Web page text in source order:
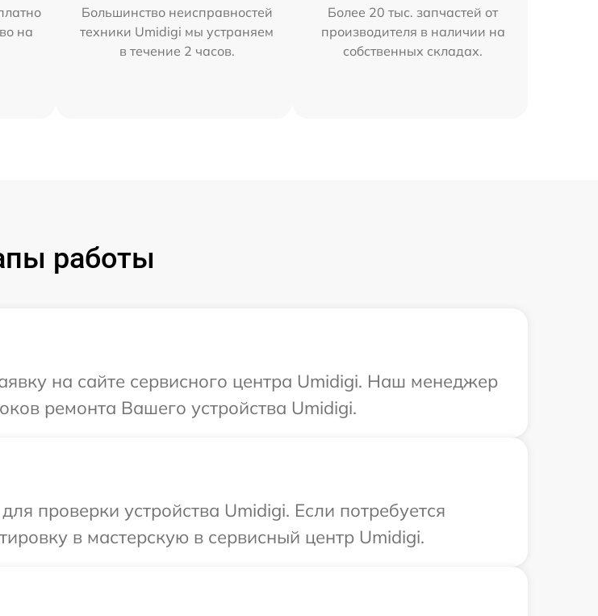
на
Большинство неисправностей
техники Umidigi мы устраняем
в течение 2 часов.
Более 20 тыс. запчастей от
производителя в наличии на
собственных складах.
работы
на сайте сервисного центра Umidigi. Наш менеджер
ремонта Вашего устройства Umidigi.
проверки устройства Umidigi. Если потребуется
в мастерскую в сервисный центр Umidigi.